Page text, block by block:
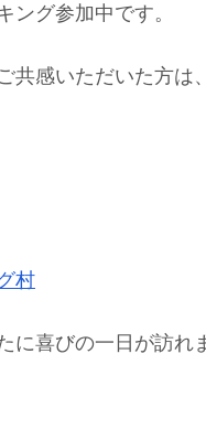
ング参加中です。
共感いただいた方は
村
に喜びの一日が訪れ